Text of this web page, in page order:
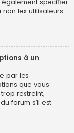
également spécifier
les utilisateurs
à un
par les
que vous
restreint,
forum s’il est